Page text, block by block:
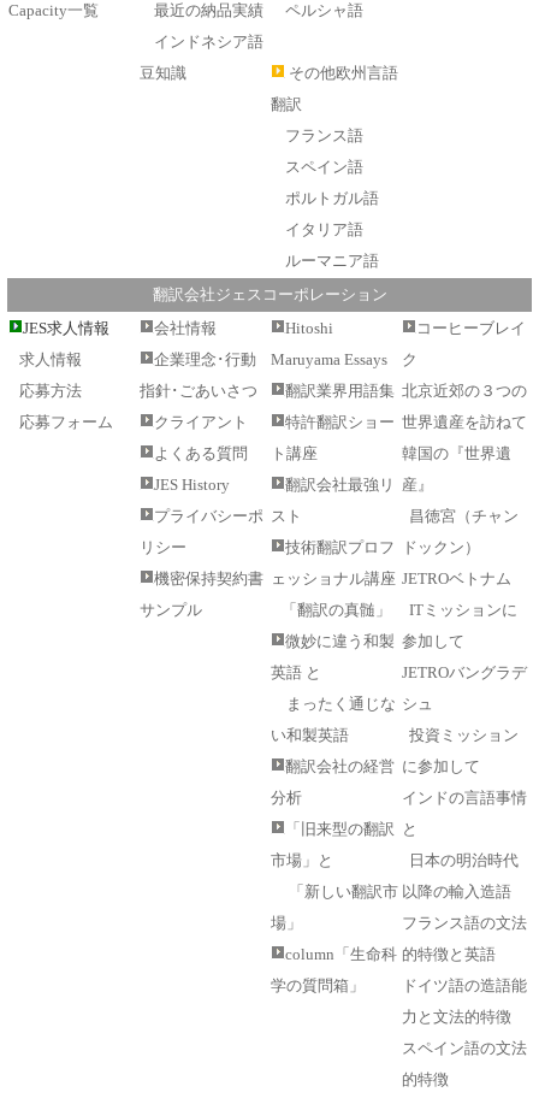
Capacity一覧
最近の納品実績
インドネシア語
豆知識
ペルシャ語
その他欧州言語
翻訳
フランス語
スペイン語
ポルトガル語
イタリア語
ルーマニア語
翻訳会社ジェスコーポレーション
JES求人情報
求人情報
応募方法
応募フォーム
会社情報
企業理念･行動
指針･ごあいさつ
クライアント
よくある質問
JES History
プライバシーポ
リシー
機密保持契約書
サンプル
Hitoshi
Maruyama Essays
翻訳業界用語集
特許翻訳ショー
ト講座
翻訳会社最強リ
スト
技術翻訳プロフ
ェッショナル講座
「翻訳の真髄」
微妙に違う和製
英語 と
まったく通じな
い和製英語
翻訳会社の経営
分析
「旧来型の翻訳
市場」と
「新しい翻訳市
場」
column「生命科
学の質問箱」
コーヒーブレイ
ク
北京近郊の３つの
世界遺産を訪ねて
韓国の『世界遺
産』
昌徳宮（チャン
ドックン）
JETROベトナム
ITミッションに
参加して
JETROバングラデ
シュ
投資ミッション
に参加して
インドの言語事情
と
日本の明治時代
以降の輸入造語
フランス語の文法
的特徴と英語
ドイツ語の造語能
力と文法的特徴
スペイン語の文法
的特徴